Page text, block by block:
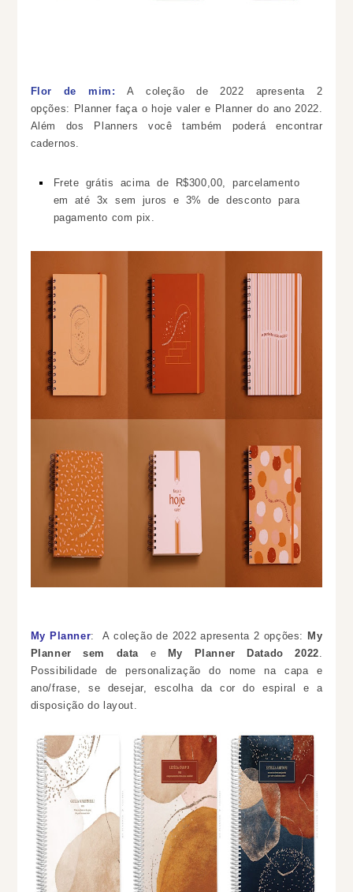
Flor de mim:
A coleção de 2022 apresenta 2
opções: Planner faça o hoje valer e Planner do ano 2022.
Além dos Planners você também poderá encontrar
cadernos.
Frete grátis acima de R$300,00, parcelamento
em até 3x sem juros e 3% de desconto para
pagamento com pix.
My Planner: A coleção de 2022 apresenta 2 opções: My
Planner sem data e My Planner Datado 2022
Possibilidade de personalização do nome na capa e
ano/frase, se desejar, escolha da cor do espiral e a
disposição do layout.